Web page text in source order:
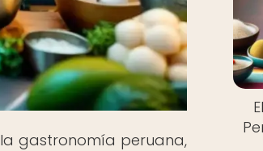
gastronomía peruana,